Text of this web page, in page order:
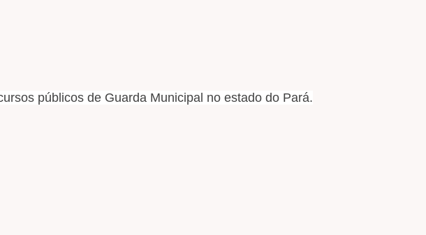
públicos de Guarda Municipal no estado do Pará.